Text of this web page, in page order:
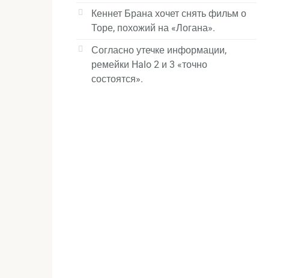
Кеннет Брана хочет снять фильм о
Торе, похожий на «Логана».
Согласно утечке информации,
ремейки Halo 2 и 3 «точно
состоятся».